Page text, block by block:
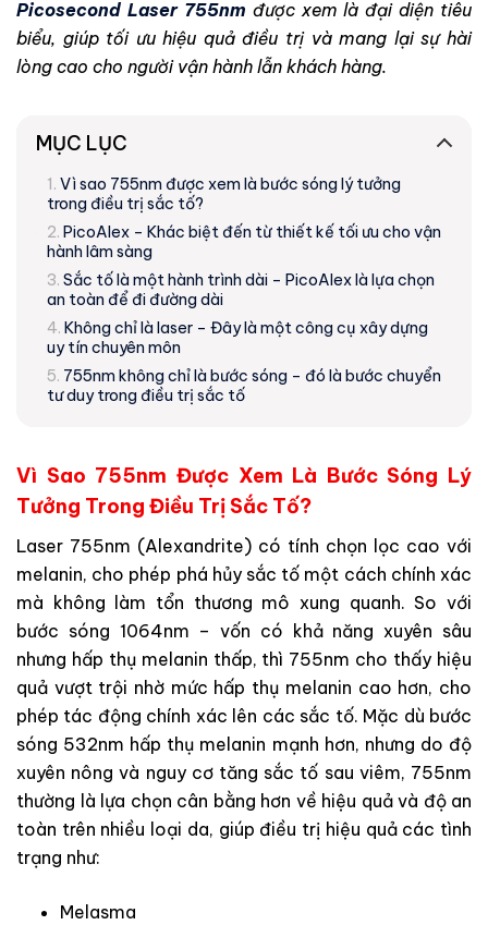
Picosecond Laser 755nm được xem là đại diện tiêu
biểu, giúp tối ưu hiệu quả điều trị và mang lại sự hài
lòng cao cho người vận hành lẫn khách hàng.
MỤC LỤC
Vì sao 755nm được xem là bước sóng lý tưởng
trong điều trị sắc tố?
PicoAlex – Khác biệt đến từ thiết kế tối ưu cho vận
hành lâm sàng
Sắc tố là một hành trình dài – PicoAlex là lựa chọn
an toàn để đi đường dài
Không chỉ là laser – Đây là một công cụ xây dựng
uy tín chuyên môn
755nm không chỉ là bước sóng – đó là bước chuyển
tư duy trong điều trị sắc tố
Vì Sao 755nm Được Xem Là Bước Sóng Lý
Tưởng Trong Điều Trị Sắc Tố?
Laser 755nm (Alexandrite) có tính chọn lọc cao với
melanin, cho phép phá hủy sắc tố một cách chính xác
mà không làm tổn thương mô xung quanh. So với
bước sóng 1064nm – vốn có khả năng xuyên sâu
nhưng hấp thụ melanin thấp, thì 755nm cho thấy hiệu
quả vượt trội nhờ mức hấp thụ melanin cao hơn, cho
phép tác động chính xác lên các sắc tố. Mặc dù bước
sóng 532nm hấp thụ melanin mạnh hơn, nhưng do độ
xuyên nông và nguy cơ tăng sắc tố sau viêm, 755nm
thường là lựa chọn cân bằng hơn về hiệu quả và độ an
toàn trên nhiều loại da, giúp điều trị hiệu quả các tình
trạng như:
Melasma